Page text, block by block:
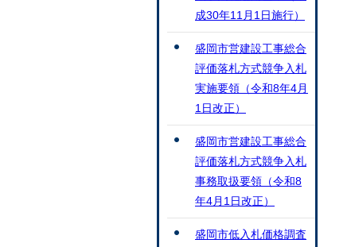
成30年11月1日施行）
盛岡市営建設工事総合
評価落札方式競争入札
実施要領（令和8年4月
1日改正）
盛岡市営建設工事総合
評価落札方式競争入札
事務取扱要領（令和8
年4月1日改正）
盛岡市低入札価格調査